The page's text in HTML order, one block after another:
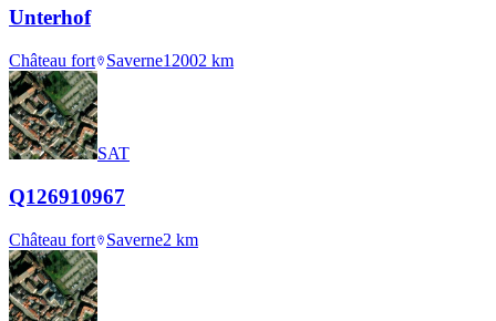
Unterhof
Château fort Saverne12002 km
SAT
Q126910967
Château fort Saverne2 km